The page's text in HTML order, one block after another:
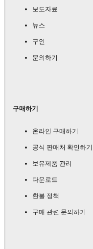
보도자료
뉴스
구인
문의하기
구매하기
온라인 구매하기
공식 판매처 확인하기
보유제품 관리
다운로드
환불 정책
구매 관련 문의하기